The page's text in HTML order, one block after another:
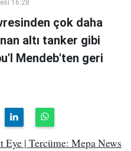
16:28
çok daha
altı tanker gibi
Mendeb'ten geri
| Tercüme: Mepa News